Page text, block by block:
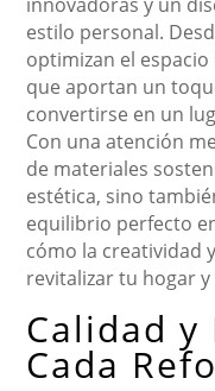
estilo personal.
optimizan el
que aportan un
convertirse en un
Con una atención
de materiales
estética, sino
equilibrio perfecto
cómo la creatividad
revitalizar tu hogar
Calidad y
Cada